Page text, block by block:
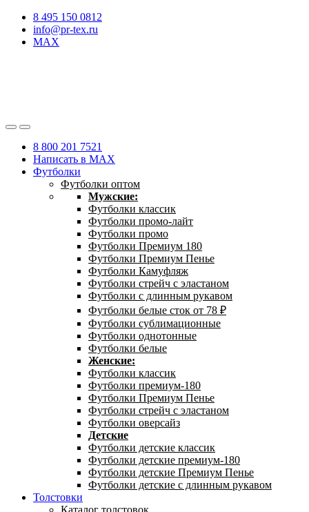
8 495 150 0812
info@pr-tex.ru
MAX
8 800 201 7521
Написать в MAX
Футболки
Футболки оптом
Мужские:
Футболки классик
Футболки промо-лайт
Футболки промо
Футболки Премиум 180
Футболки Премиум Пенье
Футболки Камуфляж
Футболки стрейч с эластаном
Футболки с длинным рукавом
Футболки белые сток от 78 ₽
Футболки сублимационные
Футболки однотонные
Футболки белые
Женские:
Футболки классик
Футболки премиум-180
Футболки Премиум Пенье
Футболки стрейч с эластаном
Футболки оверсайз
Детские
Футболки детские классик
Футболки детские премиум-180
Футболки детские Премиум Пенье
Футболки детские с длинным рукавом
Толстовки
Каталог толстовок